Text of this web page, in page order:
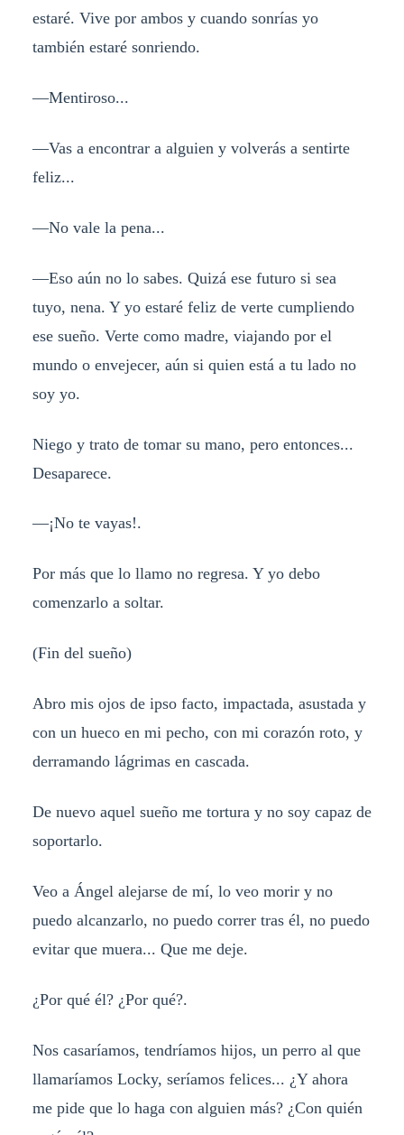
estaré. Vive por ambos y cuando sonrías yo
también estaré sonriendo.
—Mentiroso...
—Vas a encontrar a alguien y volverás a sentirte
feliz...
—No vale la pena...
—Eso aún no lo sabes. Quizá ese futuro si sea
tuyo, nena. Y yo estaré feliz de verte cumpliendo
ese sueño. Verte como madre, viajando por el
mundo o envejecer, aún si quien está a tu lado no
soy yo.
Niego y trato de tomar su mano, pero entonces...
Desaparece.
—¡No te vayas!.
Por más que lo llamo no regresa. Y yo debo
comenzarlo a soltar.
(Fin del sueño)
Abro mis ojos de ipso facto, impactada, asustada y
con un hueco en mi pecho, con mi corazón roto, y
derramando lágrimas en cascada.
De nuevo aquel sueño me tortura y no soy capaz de
soportarlo.
Veo a Ángel alejarse de mí, lo veo morir y no
puedo alcanzarlo, no puedo correr tras él, no puedo
evitar que muera... Que me deje.
¿Por qué él? ¿Por qué?.
Nos casaríamos, tendríamos hijos, un perro al que
llamaríamos Locky, seríamos felices... ¿Y ahora
me pide que lo haga con alguien más? ¿Con quién